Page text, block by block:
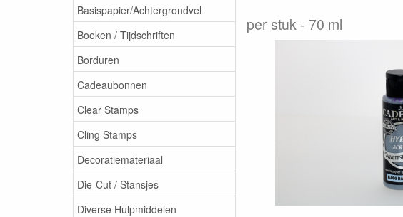
Basispapier/Achtergrondvel
Boeken / Tijdschriften
Borduren
Cadeaubonnen
Clear Stamps
Cling Stamps
Decoratiemateriaal
Die-Cut / Stansjes
Diverse Hulpmiddelen
per stuk 70 ml